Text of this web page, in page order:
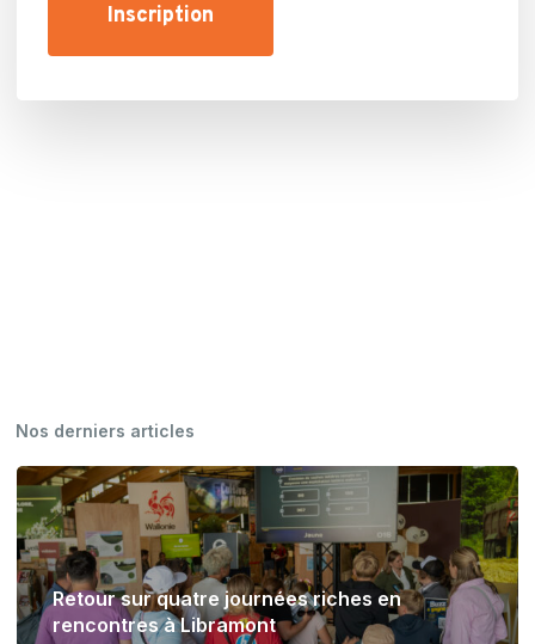
Inscription
Nos derniers articles
Retour sur quatre journées riches en
rencontres à Libramont